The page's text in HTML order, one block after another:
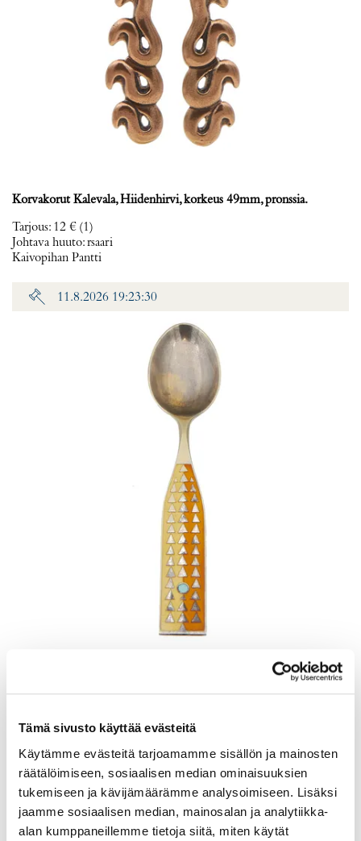
Tämä sivusto käyttää evästeitä
Käytämme evästeitä tarjoamamme sisällön ja mainosten
räätälöimiseen, sosiaalisen median ominaisuuksien
tukemiseen ja kävijämäärämme analysoimiseen. Lisäksi
jaamme sosiaalisen median, mainosalan ja analytiikka-
alan kumppaneillemme tietoja siitä, miten käytät
Korvakorut Kalevala, Hiidenhirvi, korkeus 49mm, pronssia.
Tarjous: 12 € (1)
Johtava huuto:rsaari
Kaivopihan Pantti
11.8.2026 19:23:30
Lusikka, emaloitu, pituus 165mm, A. Michelsen, Tanska, Julen 1960,
Johtava huuto:-
11.8.2026 19:25:30